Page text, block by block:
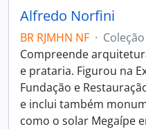
Alfredo Norfini
BR RJMHN NF · Coleção
Compreende
e prataria. Figurou na
Fundação e
e inclui também
como o solar Megaípe